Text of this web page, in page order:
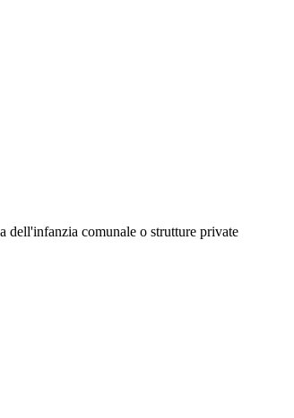
dell'infanzia comunale o strutture private